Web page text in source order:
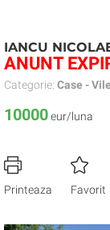
IANCU
ANUNT
Categorie: Case - Vile
10000eur/luna
Printeaza Favorit